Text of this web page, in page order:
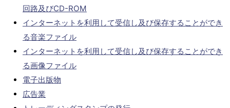
回路及びCD-ROM
インターネットを利用して受信し及び保存することができ
る音楽ファイル
インターネットを利用して受信し及び保存することができ
る画像ファイル
電子出版物
広告業